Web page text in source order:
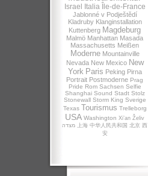
Israel Italia Île-de-France
Jablonné v Podještědí
Kladruby Klanginstallation
Kuttenberg Magdeburg
Malmö Manhattan Masada
Massachusetts Meißen
Moderne Mountainville
Nevada New Mexico New
York Paris Peking Pirna
Portrait Postmoderne Prag
Pride Rom Sachsen Selfie
Shanghai Sound Stadt Stolz
Stonewall Storm King Sverige
Texas Tourismus Trelleborg
USA Washington Xi’an Želiv
מצדה
上海 中华人民共和国 北京 西
安